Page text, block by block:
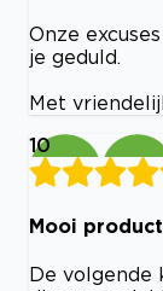
Onze
je geduld.
Met
10
Mooi product
De volgende